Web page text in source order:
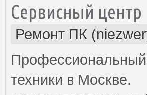
Сервисный центр
Ремонт ПК
техники в Москве.